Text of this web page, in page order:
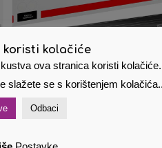
koristi kolačiće
ova stranica koristi kolačiće.
slažete se s korištenjem
Odbaci